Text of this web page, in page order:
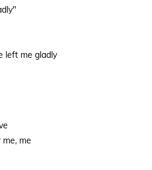
left me gladly
me